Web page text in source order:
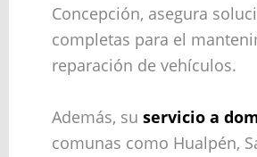
Concepción, asegura
completas para el
reparación de vehículos.
Además, su servicio a
comunas como Hualpén,